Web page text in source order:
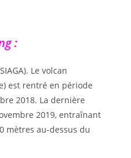
:
Le volcan
est rentré en période
2018. La dernière
2019, entraînant
mètres au-dessus du